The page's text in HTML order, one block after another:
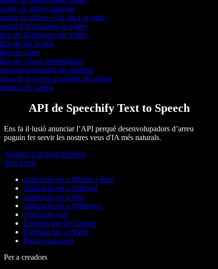
de vídeos tutorials
de vídeos «Un dia a la vida»
d’invitacions en vídeo
de Doblament de Vídeo
de pel·lícules
de vídeo
de vídeos immobiliaris
automàtic de subtítols
de fons per a creador de vídeos
de vídeos
API de Speechify Text to Speech
Ens fa il·lusió anunciar l’API perquè desenvolupadors d’arreu
puguin fer servir les nostres veus d'IA més naturals.
Apunta't a la llista d'espera
Text a veu
Aplicació per a iPhone i iPad
Aplicació per a Android
Aplicació per a Mac
Aplicació per a Windows
Aplicació web
Extensió per al Chrome
Extensió per a l’Edge
Baixa l'aplicació
Per a creadors